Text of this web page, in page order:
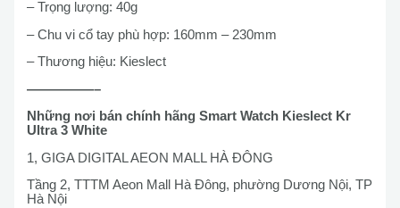
– Trọng lượng: 40g
– Chu vi cổ tay phù hợp: 160mm – 230mm
– Thương hiệu: Kieslect
—————–
Những nơi bán chính hãng Smart Watch Kieslect Kr
Ultra 3 White
1, GIGA DIGITAL AEON MALL HÀ ĐÔNG
Tầng 2, TTTM Aeon Mall Hà Đông, phường Dương Nội, TP
Hà Nội